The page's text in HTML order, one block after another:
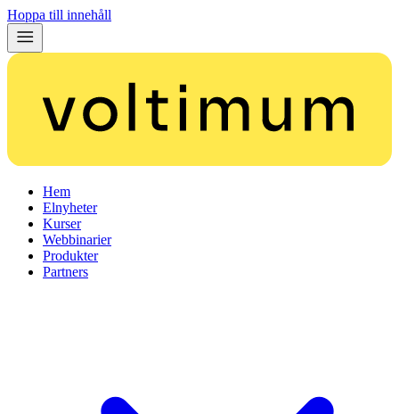
Hoppa till innehåll
Hem
Elnyheter
Kurser
Webbinarier
Produkter
Partners